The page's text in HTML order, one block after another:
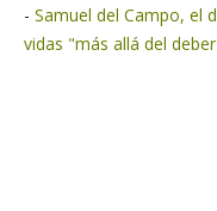
- Samuel del Campo, el
vidas "más allá del